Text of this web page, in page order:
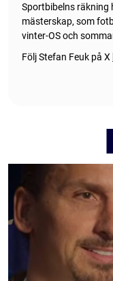
Sportbibelns räkning
mästerskap, som
vinter-OS och
Följ Stefan Feuk på X